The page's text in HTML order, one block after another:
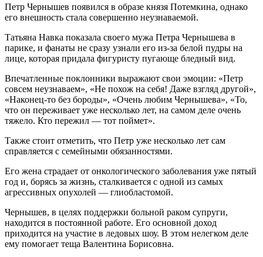
Петр Чернышев появился в образе князя Потемкина, однако
его внешность стала совершенно неузнаваемой.
Татьяна Навка показала своего мужа Петра Чернышева в
парике, и фанаты не сразу узнали его из-за белой пудры на
лице, которая придала фигуристу пугающе бледный вид.
Впечатленные поклонники выражают свои эмоции: «Петр
совсем неузнаваем», «Не похож на себя! Даже взгляд другой»,
«Наконец-то без бороды», «Очень любим Чернышева», «То,
что он переживает уже несколько лет, на самом деле очень
тяжело. Кто пережил — тот поймет».
Также стоит отметить, что Петр уже несколько лет сам
справляется с семейными обязанностями.
Его жена страдает от онкологического заболевания уже пятый
год и, борясь за жизнь, сталкивается с одной из самых
агрессивных опухолей — глиобластомой.
Чернышев, в целях поддержки больной раком супруги,
находится в постоянной работе. Его основной доход
приходится на участие в ледовых шоу. В этом нелегком деле
ему помогает теща Валентина Борисовна.